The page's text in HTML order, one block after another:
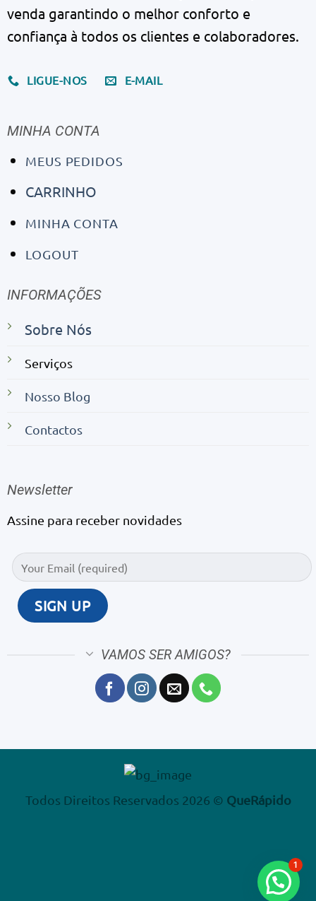
venda garantindo o melhor conforto e
confiança à todos os clientes e colaboradores.
LIGUE-NOS E-MAIL
MINHA CONTA
MEUS PEDIDOS
CARRINHO
MINHA CONTA
LOGOUT
INFORMAÇÕES
Sobre Nós
Serviços
Nosso Blog
Contactos
Newsletter
Assine para receber novidades
VAMOS SER AMIGOS?
Todos Direitos Reservados 2026 © QueRápido
1